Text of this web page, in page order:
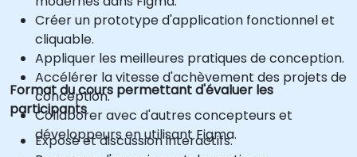
Créer un prototype d'application fonctionnel et
cliquable.
Appliquer les meilleures pratiques de conception.
Accélérer la vitesse d'achèvement des projets de
conception.
Collaborer avec d'autres concepteurs et
développeurs en utilisant Figma.
Format du cours permettant d'évaluer les
participants
Exposé et discussion interactifs.